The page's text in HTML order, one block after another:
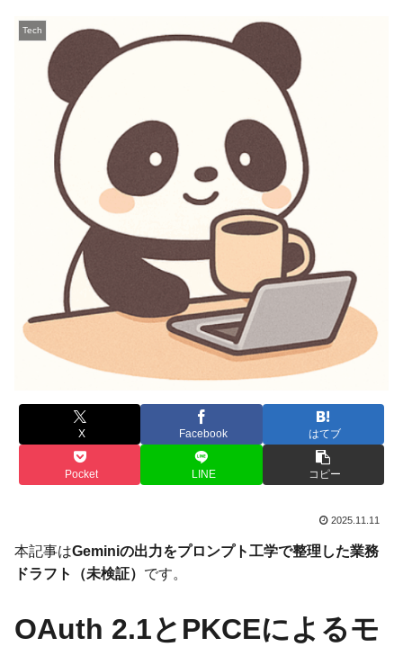
Tech
X Facebook はてブ
Pocket LINE コピー
2025.11.11
本記事はGeminiの出力をプロンプト工学で整理した業務
ドラフト（未検証） です。
OAuth 2.1とPKCEによるモ